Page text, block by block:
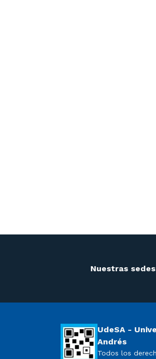
Nuestras
UdeSA -
Andrés
Todos los